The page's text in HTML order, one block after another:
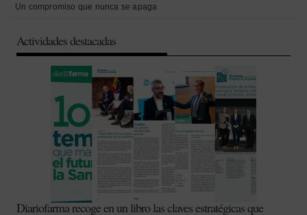
Un compromiso que nunca se apaga
Actividades destacadas
Diariofarma recoge en un libro las claves estratégicas que